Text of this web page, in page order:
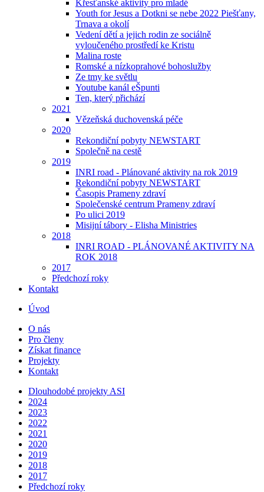
Křesťanské aktivity pro mladé
Youth for Jesus a Dotkni se nebe 2022 Piešťany,
Trnava a okolí
Vedení dětí a jejich rodin ze sociálně
vyloučeného prostředí ke Kristu
Malina roste
Romské a nízkoprahové bohoslužby
Ze tmy ke světlu
Youtube kanál eŠpunti
Ten, který přichází
2021
Vězeňská duchovenská péče
2020
Rekondiční pobyty NEWSTART
Společně na cestě
2019
INRI road - Plánované aktivity na rok 2019
Rekondiční pobyty NEWSTART
Časopis Prameny zdraví
Společenské centrum Prameny zdraví
Po ulici 2019
Misijní tábory - Elisha Ministries
2018
INRI ROAD - PLÁNOVANÉ AKTIVITY NA
ROK 2018
2017
Předchozí roky
Kontakt
Úvod
O nás
Pro členy
Získat finance
Projekty
Kontakt
Dlouhodobé projekty ASI
2024
2023
2022
2021
2020
2019
2018
2017
Předchozí roky